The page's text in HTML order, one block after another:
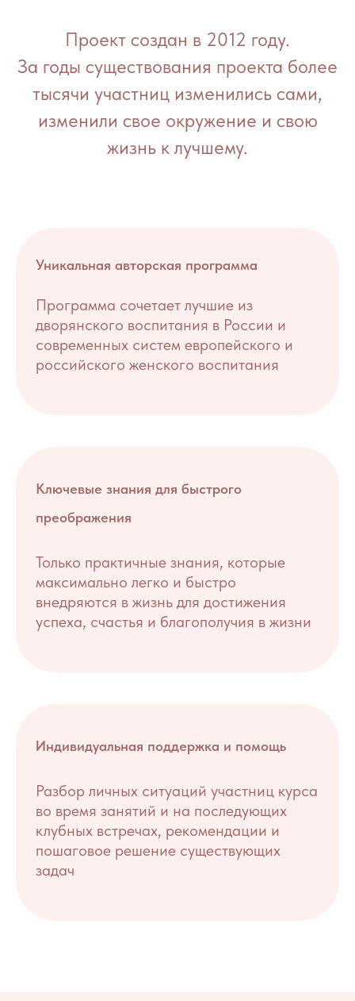
Проект создан в 2012 году.
За годы существования проекта более
тысячи участниц изменились сами,
изменили свое окружение и свою
жизнь к лучшему.
Уникальная авторская программа
Программа сочетает лучшие из
дворянского воспитания в России и
современных систем европейского и
российского женского воспитания
Ключевые знания для быстрого
преображения
Только практичные знания, которые
максимально легко и быстро
внедряются в жизнь для достижения
успеха, счастья и благополучия в жизни
Индивидуальная поддержка и помощь
Разбор личных ситуаций участниц курса
во время занятий и на последующих
клубных встречах, рекомендации и
пошаговое решение существующих
задач